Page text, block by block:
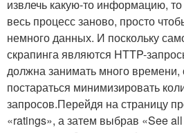
извлечь какую-то информацию,
весь процесс заново, просто
немного данных. И поскольку
скрапинга являются HTTP-
должна занимать много
постараться минимизировать
запросов.Перейдя на страницу
«ratings», а затем выбрав «See